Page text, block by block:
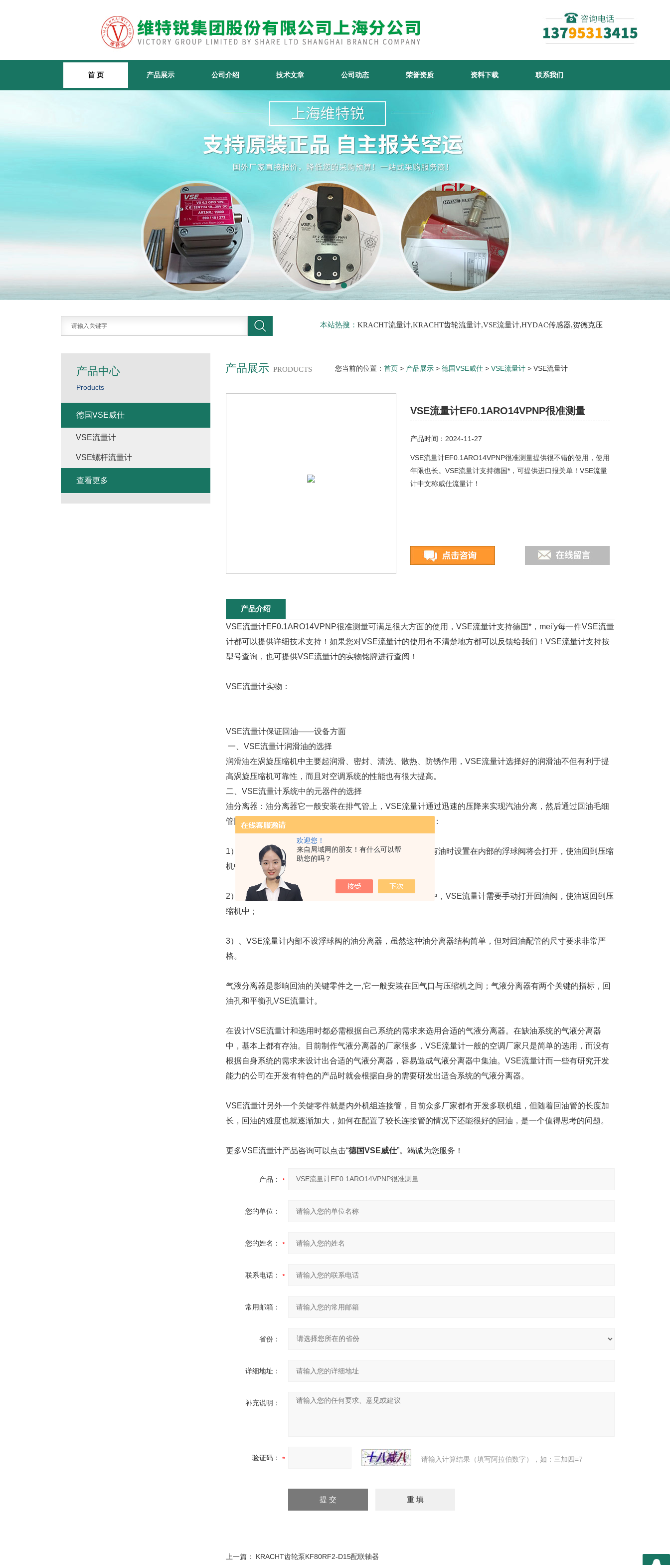
欢迎您！
来自局域网的朋友！有什么可以帮
助您的吗？
首 页 产品展示 公司介绍 技术文章 公司动态 荣誉资质 资料下载 联系我们
本站热搜： KRACHT流量计,KRACHT齿轮流量计,VSE流量计,HYDAC传感器,贺德克压
产品展示 PRODUCTS 您当前的位置： 首页 > 产品展示 > 德国VSE威仕 > VSE流量计 > VSE流量计
VSE流量计EF0.1ARO14VPNP很准测量
产品时间：2024-11-27
VSE流量计EF0.1ARO14VPNP很准测量提供很不错的使用，使用
年限也长。VSE流量计支持德国*，可提供进口报关单！VSE流量
计中文称威仕流量计！
产品介绍
VSE流量计EF0.1ARO14VPNP很准测量可满足很大方面的使用，VSE流量计支持德国*，mei'y每一件VSE流量
计都可以提供详细技术支持！如果您对VSE流量计的使用有不清楚地方都可以反馈给我们！VSE流量计支持按
型号查询，也可提供VSE流量计的实物铭牌进行查阅！
VSE流量计实物：
VSE流量计保证回油——设备方面
一、VSE流量计润滑油的选择
润滑油在涡旋压缩机中主要起润滑、密封、清洗、散热、防锈作用，VSE流量计选择好的润滑油不但有利于提
高涡旋压缩机可靠性，而且对空调系统的性能也有很大提高。
二、VSE流量计系统中的元器件的选择
油分离器：油分离器它一般安装在排气管上，VSE流量计通过迅速的压降来实现汽油分离，然后通过回油毛细
管回归压缩机储油池，目前采用比较广泛的油分离器有三种：
1）、VSE流量计带浮球的油分离器，油分离器中如果积聚有油时设置在内部的浮球阀将会打开，使油回到压缩
机中；
2）、手动使油回到压缩机的油分离器，油聚集在油分离器中，VSE流量计需要手动打开回油阀，使油返回到压
缩机中；
3）、VSE流量计内部不设浮球阀的油分离器，虽然这种油分离器结构简单，但对回油配管的尺寸要求非常严
格。
气液分离器是影响回油的关键零件之一,它一般安装在回气口与压缩机之间；气液分离器有两个关键的指标，回
油孔和平衡孔VSE流量计。
在设计VSE流量计和选用时都必需根据自己系统的需求来选用合适的气液分离器。在缺油系统的气液分离器
中，基本上都有存油。目前制作气液分离器的厂家很多，VSE流量计一般的空调厂家只是简单的选用，而没有
根据自身系统的需求来设计出合适的气液分离器，容易造成气液分离器中集油。VSE流量计而一些有研究开发
能力的公司在开发有特色的产品时就会根据自身的需要研发出适合系统的气液分离器。
VSE流量计另外一个关键零件就是内外机组连接管，目前众多厂家都有开发多联机组，但随着回油管的长度加
长，回油的难度也就逐渐加大，如何在配置了较长连接管的情况下还能很好的回油，是一个值得思考的问题。
更多VSE流量计产品咨询可以点击“德国VSE威仕”。竭诚为您服务！
产品：
您的单位：
您的姓名：
联系电话：
常用邮箱：
省份：
详细地址：
补充说明：
验证码： 请输入计算结果（填写阿拉伯数字），如：三加四=7
上一篇： KRACHT齿轮泵KF80RF2-D15配联轴器
产品中心
Products
德国VSE威仕
VSE流量计
VSE螺杆流量计
查看更多